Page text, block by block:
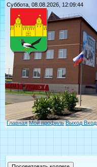
Суббота, 08.08.2026, 12:09:44
Главная Мой профиль Выход Вход